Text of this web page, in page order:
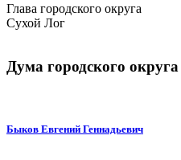
Глава городского округа
Сухой Лог
Дума городского округа
Быков Евгений Геннадьевич